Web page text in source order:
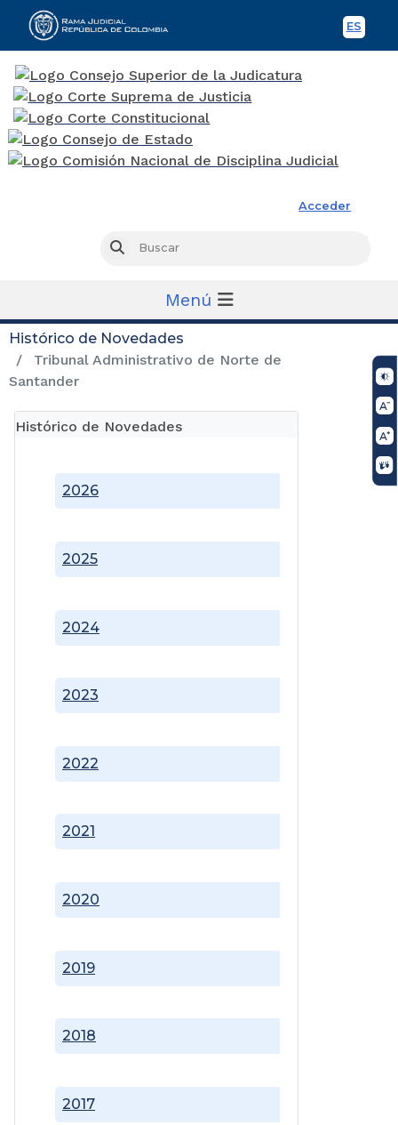
ES
Acceder
Buscar
Menú
Histórico de Novedades
Tribunal Administrativo de Norte de
Santander
Histórico de Novedades
2017
2018
2019
2020
2021
2022
2023
2024
2025
2026